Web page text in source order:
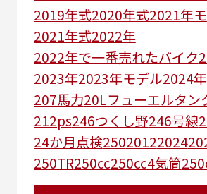
2019年式2020年式2021年
2021年式2022年
2022年で一番売れたバイク
2023年2023年モデル2024年
207馬力20Lフューエルタン
212ps246つくし野246号線
24か月点検25020122024
250TR250cc250cc4気筒
250ccスーパースポーツ250